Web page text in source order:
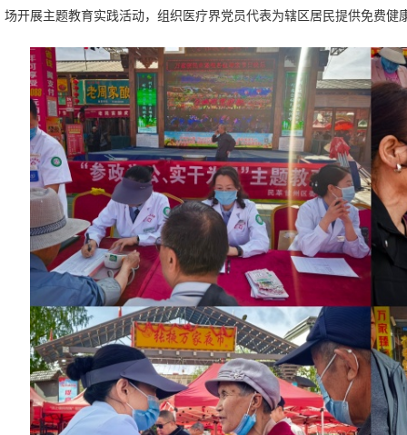
场开展主题教育实践活动，组织医疗界党员代表为辖区居民提供免费